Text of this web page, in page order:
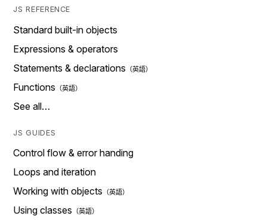
JS REFERENCE
Standard built-in objects
Expressions & operators
Statements & declarations
Functions
See all…
JS GUIDES
Control flow & error handing
Loops and iteration
Working with objects
Using classes